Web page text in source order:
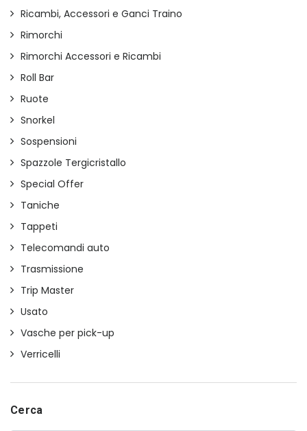
Ricambi, Accessori e Ganci Traino
Rimorchi
Rimorchi Accessori e Ricambi
Roll Bar
Ruote
Snorkel
Sospensioni
Spazzole Tergicristallo
Special Offer
Taniche
Tappeti
Telecomandi auto
Trasmissione
Trip Master
Usato
Vasche per pick-up
Verricelli
Cerca